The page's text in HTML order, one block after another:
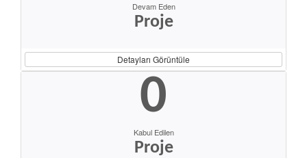
Devam Eden
Proje
Detayları Görüntüle
0
Kabul Edilen
Proje